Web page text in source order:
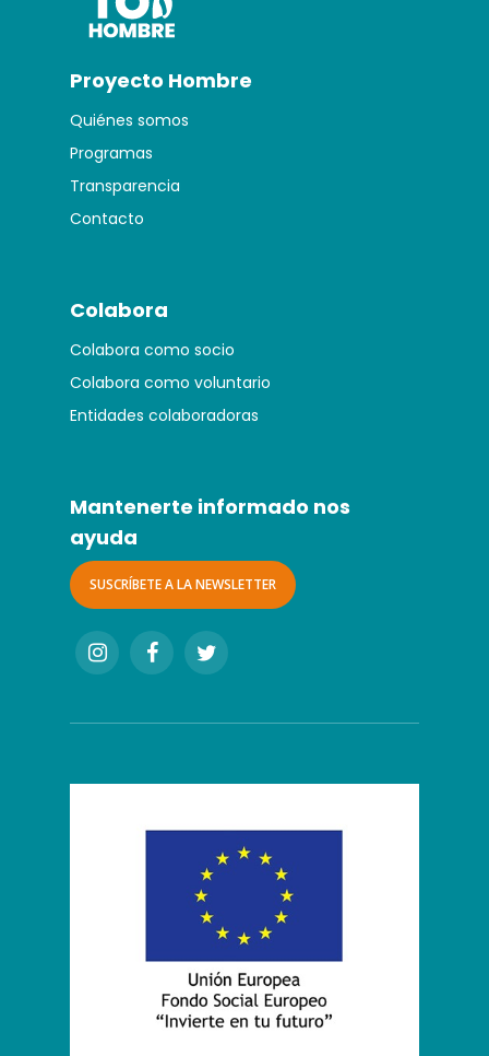
Proyecto Hombre
Quiénes somos
Programas
Transparencia
Contacto
Colabora
Colabora como socio
Colabora como voluntario
Entidades colaboradoras
Mantenerte informado nos
ayuda
SUSCRÍBETE A LA NEWSLETTER